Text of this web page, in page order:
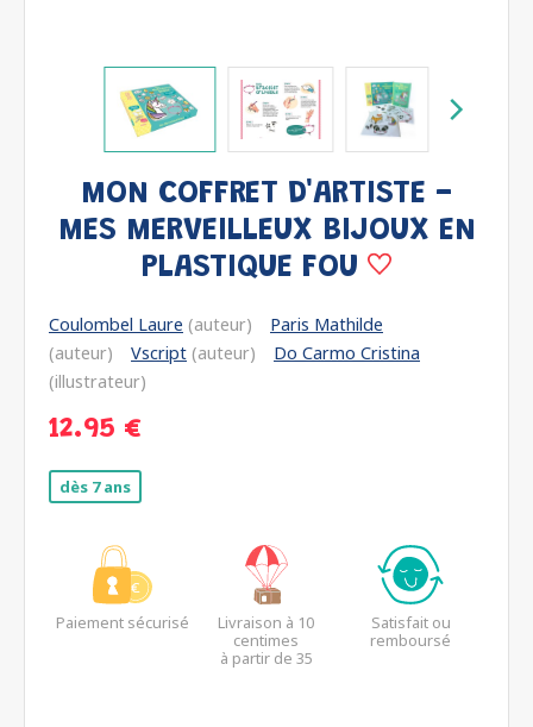
MON COFFRET D'ARTISTE -
MES MERVEILLEUX BIJOUX EN
PLASTIQUE FOU
Coulombel Laure (auteur)
Paris Mathilde
(auteur)
Vscript (auteur)
Do Carmo Cristina
(illustrateur)
12.95 €
dès 7 ans
Paiement sécurisé
Livraison à 10
centimes
à partir de 35
Satisfait ou
remboursé